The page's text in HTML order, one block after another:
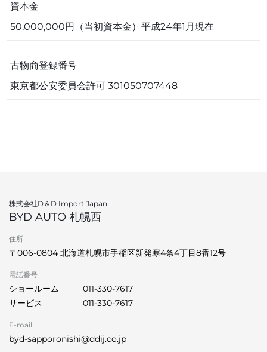
資本金
50,000,000円（当初資本金）平成24年1月現在
古物商登録番号
東京都公安委員会許可 301050707448
株式会社D＆D Import Japan
BYD AUTO 札幌西
住所
〒006-0804 北海道札幌市手稲区新発寒4条4丁目8番12号
電話番号
ショールーム
011-330-7617
サービス
011-330-7617
E-mail
byd-sapporonishi@ddij.co.jp